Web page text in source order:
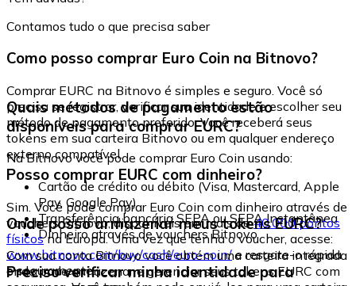
Contamos tudo o que precisa saber
Como posso comprar Euro Coin na Bitnovo?
Comprar EURC na Bitnovo é simples e seguro. Você só
precisa se registrar, verificar sua identidade e escolher seu
método de pagamento preferido. Você receberá seus
tokens em sua carteira Bitnovo ou em qualquer endereço
externo compatível.
Quais métodos de pagamento estão
disponíveis para comprar EURC?
Na Bitnovo você pode comprar Euro Coin usando:
Cartão de crédito ou débito (Visa, Mastercard, Apple
Pay, Google Pay)
Transferência bancária SEPA ou SEPA Instantânea
Dinheiro através de vouchers Bitnovo
Posso comprar EURC com dinheiro?
Sim. Você pode comprar Euro Coin com dinheiro através de
vouchers Bitnovo, disponíveis em mais de40.000 pontos
físicosna Europa. Uma vez que tenha o voucher, acesse:
www.bitnovo.com/buy/cash/euro-coin/e resgate-o rápida
e seguramente.
Onde posso armazenar meus tokens EURC?
Com sua conta Bitnovo você obtém uma carteira integrada
onde pode armazenar e gerenciar seus tokens EURC com
Preciso verificar minha identidade para